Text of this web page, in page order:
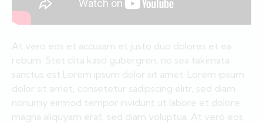
At vero eos et accusam et justo duo dolores et ea
rebum. Stet clita kasd gubergren, no sea takimata
sanctus est Lorem ipsum dolor sit amet. Lorem ipsum
dolor sit amet, consetetur sadipscing elitr, sed diam
nonumy eirmod tempor invidunt ut labore et dolore
magna aliquyam erat, sed diam voluptua. At vero eos